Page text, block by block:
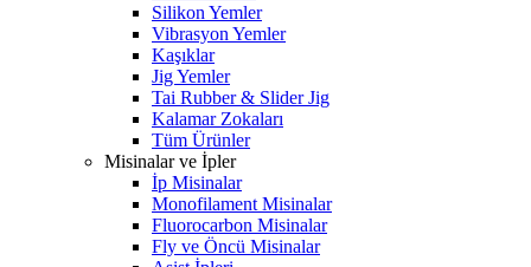
Silikon Yemler
Vibrasyon Yemler
Kaşıklar
Jig Yemler
Tai Rubber & Slider Jig
Kalamar Zokaları
Tüm Ürünler
Misinalar ve İpler
İp Misinalar
Monofilament Misinalar
Fluorocarbon Misinalar
Fly ve Öncü Misinalar